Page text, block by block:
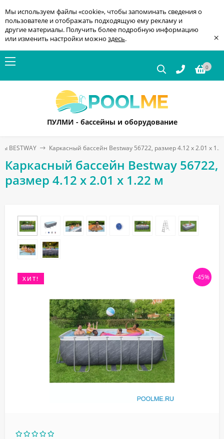
Мы используем файлы «cookie», чтобы запоминать сведения о
пользователе и отображать подходящую ему рекламу и
другие материалы. Получить более подробную информацию
или изменить настройки можно здесь. ×
0
ПУЛМИ - бассейны и оборудование
BESTWAY Каркасный бассейн Bestway 56722, размер 4.12 x 2.01 x
Каркасный бассейн Bestway 56722,
размер 4.12 x 2.01 x 1.22 м
-45%
ХИТ!